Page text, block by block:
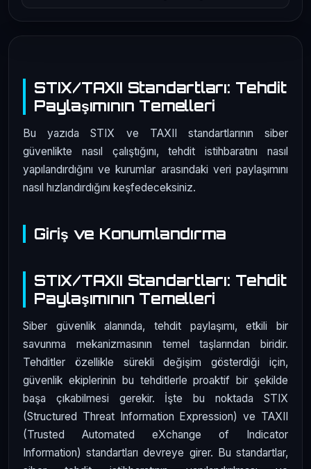
STIX/TAXII Standartları: Tehdit
Paylaşımının Temelleri
Bu yazıda STIX ve TAXII standartlarının siber
güvenlikte nasıl çalıştığını, tehdit istihbaratını nasıl
yapılandırdığını ve kurumlar arasındaki veri paylaşımını
nasıl hızlandırdığını keşfedeceksiniz.
Giriş ve Konumlandırma
STIX/TAXII Standartları: Tehdit
Paylaşımının Temelleri
Siber güvenlik alanında, tehdit paylaşımı, etkili bir
savunma mekanizmasının temel taşlarından biridir.
Tehditler özellikle sürekli değişim gösterdiği için,
güvenlik ekiplerinin bu tehditlerle proaktif bir şekilde
başa çıkabilmesi gerekir. İşte bu noktada STIX
(Structured Threat Information Expression) ve TAXII
(Trusted Automated eXchange of Indicator
Information) standartları devreye girer. Bu standartlar,